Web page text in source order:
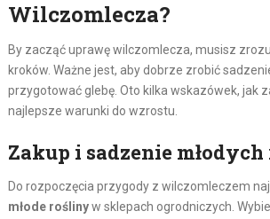
Wilczomlecza?
By zacząć uprawę wilczomlecza, musisz
kroków. Ważne jest, aby dobrze zrobić
przygotować glebę. Oto kilka wskazówek, jak
najlepsze warunki do wzrostu.
Zakup i sadzenie
Do rozpoczęcia przygody z wilczomleczem
młode roślinyw sklepach ogrodniczych.